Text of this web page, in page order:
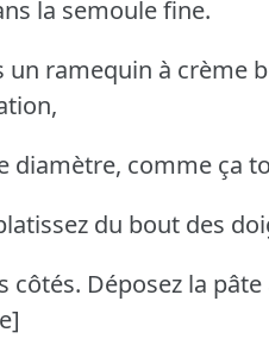
la semoule fine.
un ramequin à
diamètre, comme ça
du bout des
côtés. Déposez la